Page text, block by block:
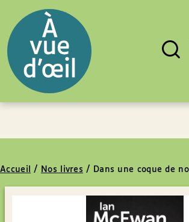
Fermer
Rechercher
un
livre,
un
auteur,
un
EAN
Accueil / Nos livres / Dans une coque de